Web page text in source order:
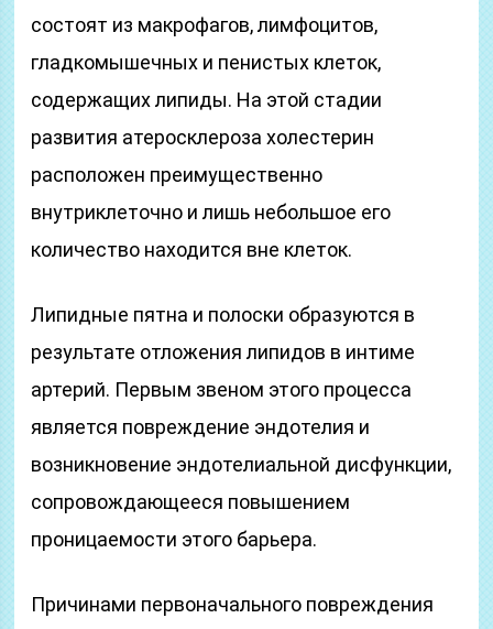
состоят из макрофагов, лимфоцитов,
гладкомышечных и пенистых клеток,
содержащих липиды. На этой стадии
развития атеросклероза холестерин
расположен преимущественно
внутриклеточно и лишь небольшое его
количество находится вне клеток.
Липидные пятна и полоски образуются в
результате отложения липидов в интиме
артерий. Первым звеном этого процесса
является повреждение эндотелия и
возникновение эндотелиальной дисфункции,
сопровождающееся повышением
проницаемости этого барьера.
Причинами первоначального повреждения